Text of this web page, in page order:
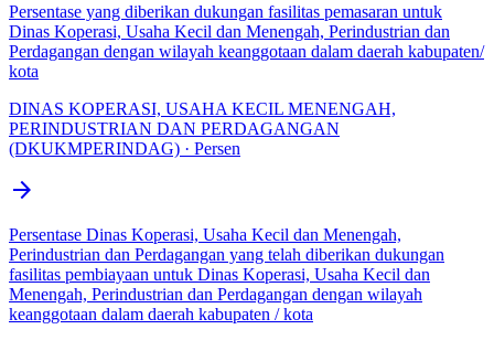
Persentase yang diberikan dukungan fasilitas pemasaran untuk
Dinas Koperasi, Usaha Kecil dan Menengah, Perindustrian dan
Perdagangan dengan wilayah keanggotaan dalam daerah kabupaten/
kota
DINAS KOPERASI, USAHA KECIL MENENGAH,
PERINDUSTRIAN DAN PERDAGANGAN
(DKUKMPERINDAG) · Persen
arrow_forward
Persentase Dinas Koperasi, Usaha Kecil dan Menengah,
Perindustrian dan Perdagangan yang telah diberikan dukungan
fasilitas pembiayaan untuk Dinas Koperasi, Usaha Kecil dan
Menengah, Perindustrian dan Perdagangan dengan wilayah
keanggotaan dalam daerah kabupaten / kota